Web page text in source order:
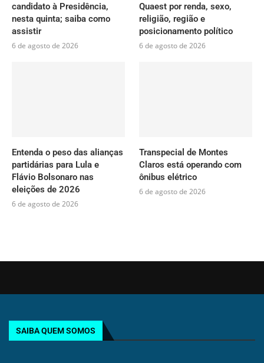
candidato à Presidência,
nesta quinta; saiba como
assistir
6 de agosto de 2026
Quaest por renda, sexo,
religião, região e
posicionamento político
6 de agosto de 2026
Entenda o peso das alianças
partidárias para Lula e
Flávio Bolsonaro nas
eleições de 2026
6 de agosto de 2026
Transpecial de Montes
Claros está operando com
ônibus elétrico
6 de agosto de 2026
SAIBA QUEM SOMOS